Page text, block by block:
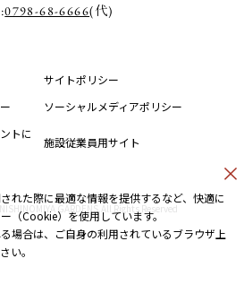
れた際に最適な情報を提供するなど、快適に
（Cookie）を使用しています。
場合は、ご自身の利用されているブラウザ上
い。
0798-68-6666(代)
サイトポリシー
ソーシャルメディアポリシー
トに
施設従業員用サイト
GARDENS.All Rights Reserved